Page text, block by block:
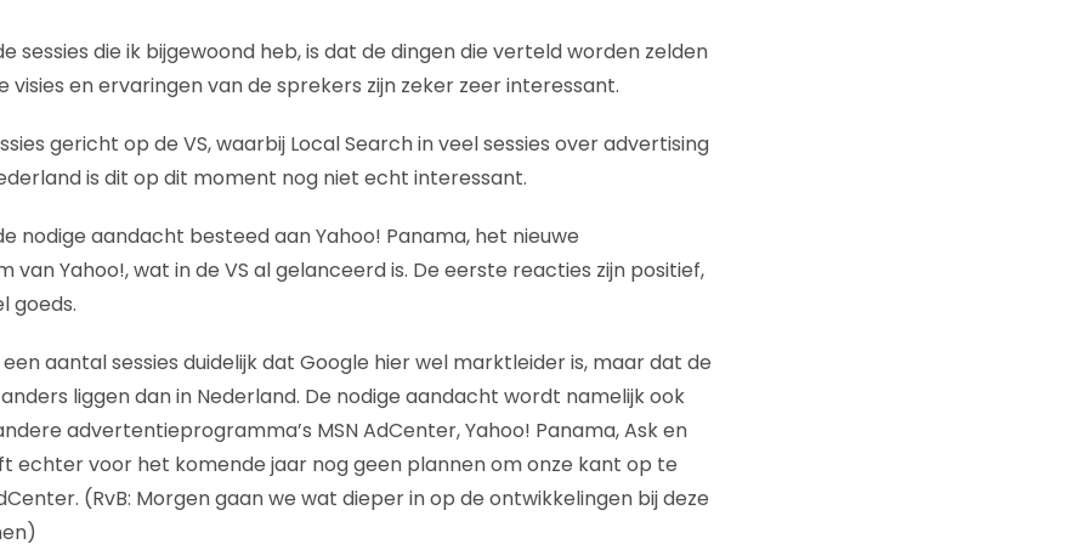
sessies die ik bijgewoond heb, is dat de dingen die verteld worden zelden
visies en ervaringen van de sprekers zijn zeker zeer interessant.
gericht op de VS, waarbij Local Search in veel sessies over advertising
is dit op dit moment nog niet echt interessant.
nodige aandacht besteed aan Yahoo! Panama, het nieuwe
Yahoo!, wat in de VS al gelanceerd is. De eerste reacties zijn positief,
goeds.
aantal sessies duidelijk dat Google hier wel marktleider is, maar dat de
liggen dan in Nederland. De nodige aandacht wordt namelijk ook
advertentieprogramma’s MSN AdCenter, Yahoo! Panama, Ask en
echter voor het komende jaar nog geen plannen om onze kant op te
(RvB: Morgen gaan we wat dieper in op de ontwikkelingen bij deze